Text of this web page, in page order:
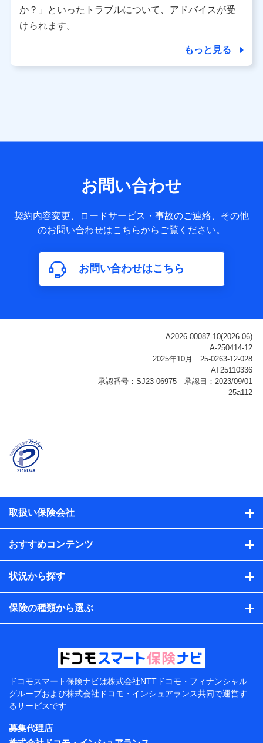
※ dポイントクラブ会員ではないお客さま（2019年12月11
日以降、一度もdポイントクラブ会員であったことがないお
個人データは、こちら の利用目的の範囲内に限って共同利
用します。
サービス提供等を通じて取得した、以下の情報などの個人デ
基本情報
氏名、電話番号、メールアドレス、お客さまの識別子、
属性、連絡先、dポイントサービスのご利用に関する情
構成、住所、dポイント残高、dポイント利用履歴などが
含まれます。
利用情報
ご契約状態・ご利用履歴インターネット利用時の行動に
関する情報、アプリケーション利用時の行動に関する情
報、購入されたサービスや商品の名称・購入場所・決済
に関する情報、アンケートの回答に関する情報などが含
名、住所、生年月日、性別、保険契約者と被保険者の関
係、保険加入の目的、保険商品の内容、保険料、保険料
のお支払方法、車のメーカーや走行距離などの情報、建
ル内容や送信履歴の情報及び保険の更改案内等を提供し
保険契約情報
当社または株式会社NTTドコモ・フィナンシャルグルー
プが取得し、又は保有する保険契約に関する情報。例と
して、保険契約者及び被保険者の氏名、住所、生年月
日、性別、保険契約者と被保険者の関係、保険加入の目
的、保険商品の内容、保険料、保険料のお支払方法、車
のメーカーや走行距離などの情報、建物の構造や築年数
などの情報、ペットの種類や年齢などの情報などが含ま
提供当事者から受領当事者が個人データを取得する方法
電子的・電磁的方法等
【共同して利用する者の範囲】
当社
株式会社NTTドコモ・フィナンシャルグループ
【利用目的】
か？」といったトラブルについて、アドバイスが受
けられます。
もっと見る
お問い合わせ
契約内容変更、ロードサービス・事故のご連絡、その他
のお問い合わせはこちらからご覧ください。
お問い合わせはこちら
取扱い保険会社
おすすめコンテンツ
状況から探す
保険の種類から選ぶ
ドコモスマート保険ナビは株式会社NTTドコモ・フィナンシャル
グループおよび株式会社ドコモ・インシュアランス共同で運営す
るサービスです
募集代理店